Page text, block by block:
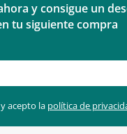
y consigue un
tu siguiente compra
acepto la política de